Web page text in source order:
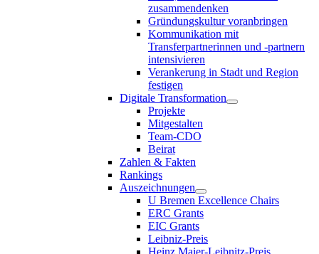
zusammendenken
Gründungskultur voranbringen
Kommunikation mit
Transferpartnerinnen und -partnern
intensivieren
Verankerung in Stadt und Region
festigen
Digitale Transformation
Projekte
Mitgestalten
Team-CDO
Beirat
Zahlen & Fakten
Rankings
Auszeichnungen
U Bremen Excellence Chairs
ERC Grants
EIC Grants
Leibniz-Preis
Heinz Maier-Leibnitz-Preis